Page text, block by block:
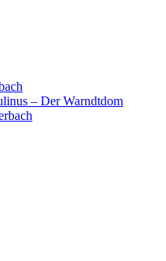
– Der Warndtdom